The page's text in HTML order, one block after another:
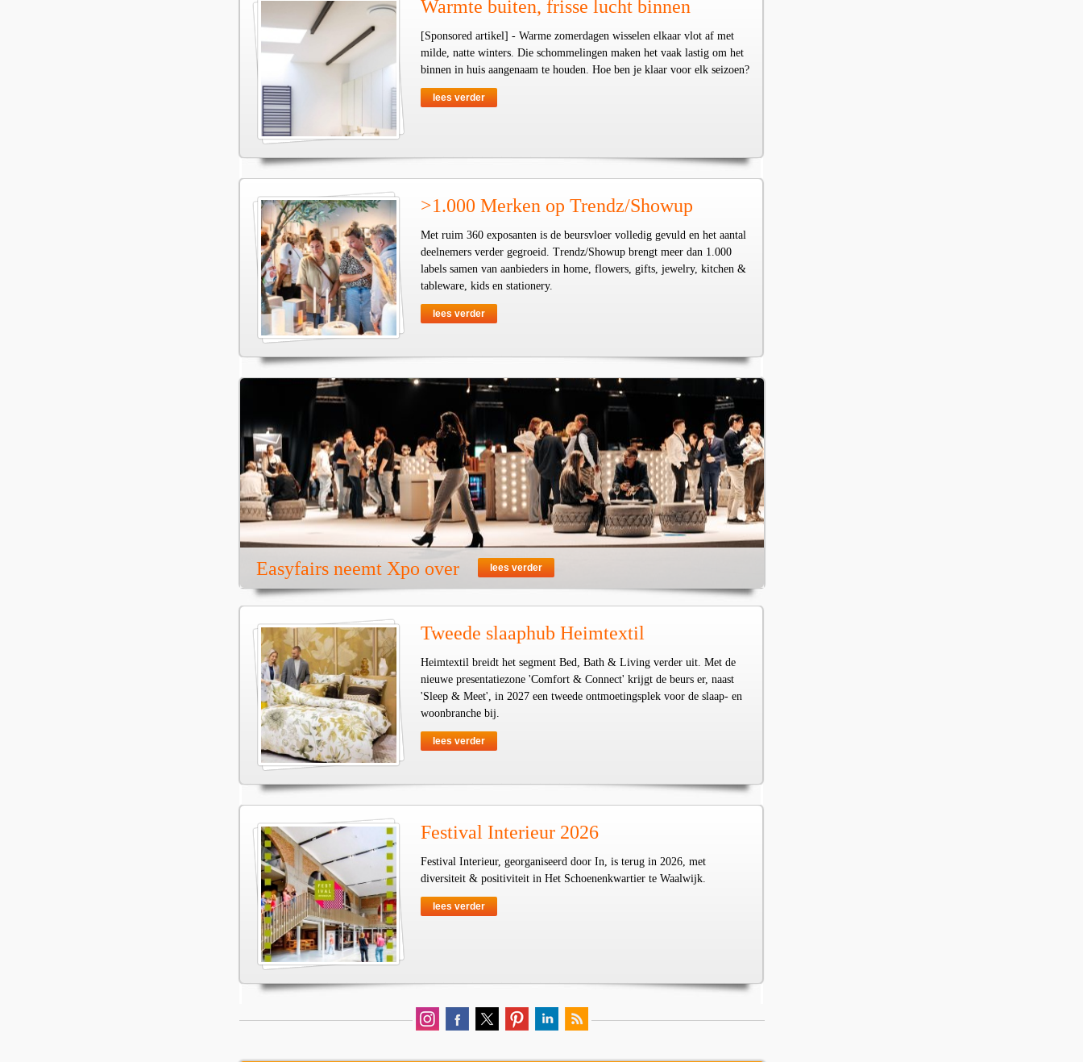
Warmte buiten, frisse lucht binnen
[Sponsored artikel] - Warme zomerdagen wisselen elkaar vlot af met
milde, natte winters. Die schommelingen maken het vaak lastig om het
binnen in huis aangenaam te houden. Hoe ben je klaar voor elk seizoen?
lees verder
>1.000 Merken op Trendz/Showup
Met ruim 360 exposanten is de beursvloer volledig gevuld en het aantal
deelnemers verder gegroeid. Trendz/Showup brengt meer dan 1.000
labels samen van aanbieders in home, flowers, gifts, jewelry, kitchen &
tableware, kids en stationery.
lees verder
Easyfairs neemt Xpo over lees verder
Tweede slaaphub Heimtextil
Heimtextil breidt het segment Bed, Bath & Living verder uit. Met de
nieuwe presentatiezone 'Comfort & Connect' krijgt de beurs er, naast
'Sleep & Meet', in 2027 een tweede ontmoetingsplek voor de slaap- en
woonbranche bij.
lees verder
Festival Interieur 2026
Festival Interieur, georganiseerd door In, is terug in 2026, met
diversiteit & positiviteit in Het Schoenenkwartier te Waalwijk.
lees verder